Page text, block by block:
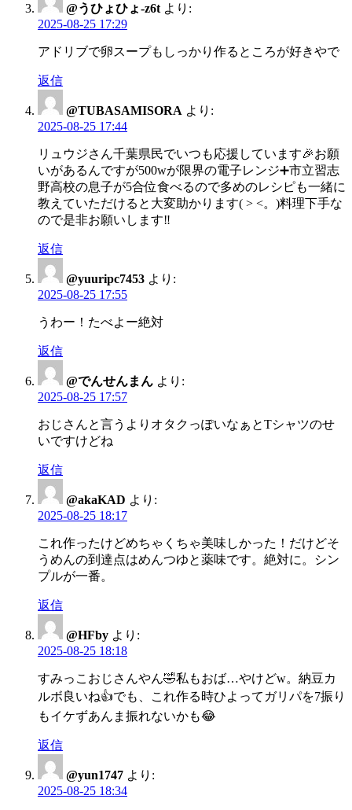
@うひょひょ-z6t より:
2025-08-25 17:29
アドリブで卵スープもしっかり作るところが好きやで
返信
@TUBASAMISORA より:
2025-08-25 17:44
リュウジさん千葉県民でいつも応援しています🎉お願
いがあるんですが500wが限界の電子レンジ➕市立習志
野高校の息子が5合位食べるので多めのレシピも一緒に
教えていただけると大変助かります( > <。)料理下手な
ので是非お願いします‼️
返信
@yuuripc7453 より:
2025-08-25 17:55
うわー！たべよー絶対
返信
@でんせんまん より:
2025-08-25 17:57
おじさんと言うよりオタクっぽいなぁとTシャツのせ
いですけどね
返信
@akaKAD より:
2025-08-25 18:17
これ作ったけどめちゃくちゃ美味しかった！だけどそ
うめんの到達点はめんつゆと薬味です。絶対に。シン
プルが一番。
返信
@HFby より:
2025-08-25 18:18
すみっこおじさんやん🤣私もおば…やけどw。納豆カ
ルボ良いね👍でも、これ作る時ひよってガリパを7振り
もイケずあんま振れないかも😂
返信
@yun1747 より:
2025-08-25 18:34